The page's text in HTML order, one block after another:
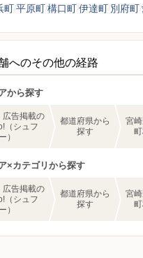
町平原町構口町伊達町 別府町
へのその他の経路
から探す
広告掲載の
（シュフ
ー）
都道府県から
探す
宮
×カテゴリから探す
広告掲載の
（シュフ
ー）
都道府県から
探す
宮